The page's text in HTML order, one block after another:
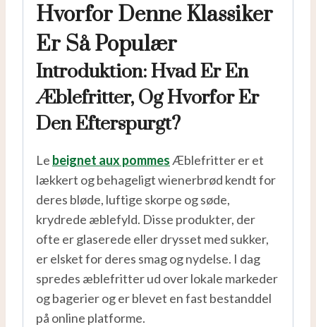
Hvorfor Denne Klassiker
Er Så Populær
Introduktion: Hvad Er En
Æblefritter, Og Hvorfor Er
Den Efterspurgt?
Le beignet aux pommes Æblefritter er et
lækkert og behageligt wienerbrød kendt for
deres bløde, luftige skorpe og søde,
krydrede æblefyld. Disse produkter, der
ofte er glaserede eller drysset med sukker,
er elsket for deres smag og nydelse. I dag
spredes æblefritter ud over lokale markeder
og bagerier og er blevet en fast bestanddel
på online platforme.